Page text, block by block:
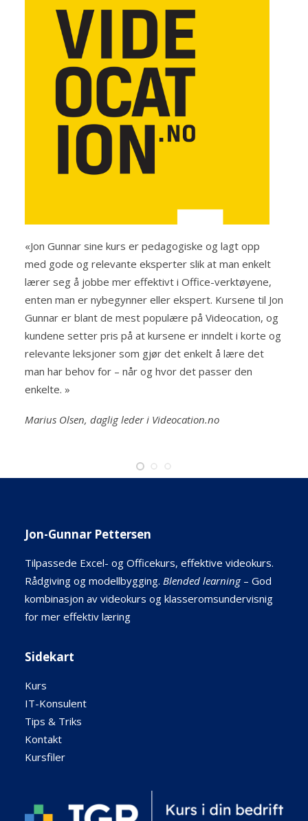
«Jon Gunnar sine kurs er pedagogiske og lagt opp
med gode og relevante eksperter slik at man enkelt
lærer seg å jobbe mer effektivt i Office-verktøyene,
enten man er nybegynner eller ekspert. Kursene til Jon
Gunnar er blant de mest populære på Videocation, og
kundene setter pris på at kursene er inndelt i korte og
relevante leksjoner som gjør det enkelt å lære det
man har behov for – når og hvor det passer den
enkelte. »
Marius Olsen, daglig leder i Videocation.no
Jon-Gunnar Pettersen
Tilpassede Excel- og Officekurs, effektive videokurs.
Rådgiving og modellbygging. Blended learning– God
kombinasjon av videokurs og klasseromsundervisnig
for mer effektiv læring
Sidekart
Kurs
IT-Konsulent
Tips & Triks
Kontakt
Kursfiler